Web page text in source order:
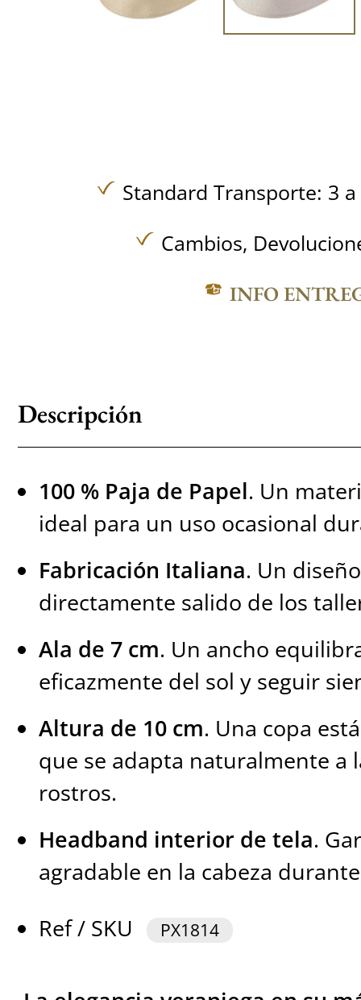
Standard Transporte: 3
Cambios,
INFO
Descripción
100 % Paja de Papel. Un
ideal para un uso ocasional
Fabricación Italiana. Un
directamente salido de los
Ala de 7 cm. Un ancho
eficazmente del sol y seguir
Altura de 10 cm. Una copa
que se adapta naturalmente a
rostros.
Headband interior de tela.
agradable en la cabeza
Ref / SKU
PX1814